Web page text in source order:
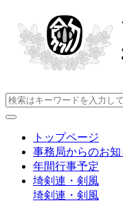
トップページ
事務局からのお
年間行事予定
埼剣連・剣風
埼剣連・剣風